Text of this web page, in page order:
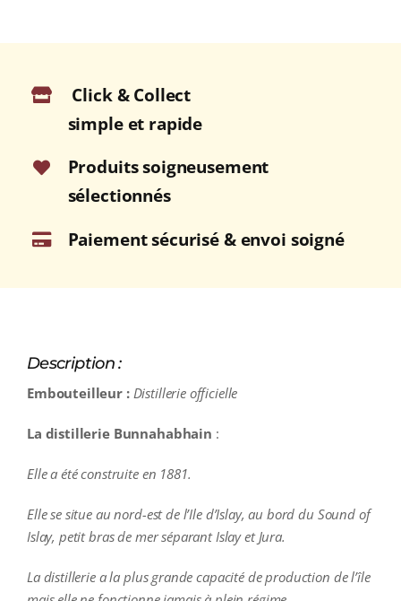
Malt
(ÉCOSSE
Islay)
70cl
Click & Collect
simple et rapide
Produits soigneusement
sélectionnés
Paiement sécurisé & envoi soigné
Description :
Embouteilleur : Distillerie officielle
La distillerie Bunnahabhain :
Elle a été construite en 1881.
Elle se situe au nord-est de l’Ile d’Islay, au bord du Sound of
Islay, petit bras de mer séparant Islay et Jura.
La distillerie a la plus grande capacité de production de l’île